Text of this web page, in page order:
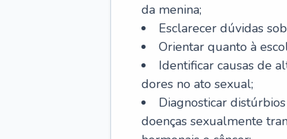
da menina;
Esclarecer dúvidas
Orientar quanto à
Identificar causas de
dores no ato sexual;
Diagnosticar
doenças sexualmente